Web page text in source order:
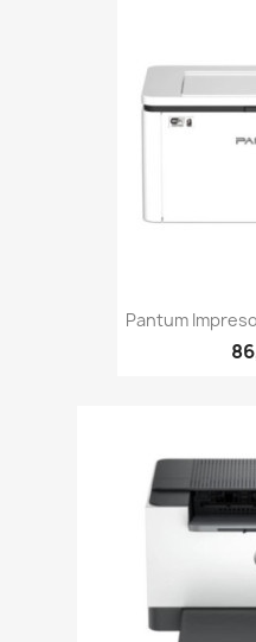
Pantum